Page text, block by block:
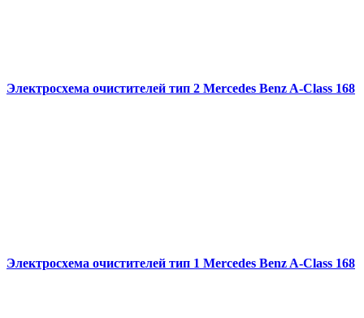
Электросхема очистителей тип 2 Mercedes Benz A-Class 168
Электросхема очистителей тип 1 Mercedes Benz A-Class 168